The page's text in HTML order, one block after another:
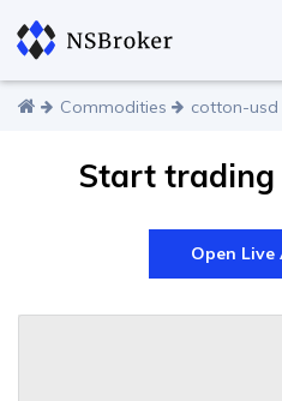
Commodities cotton-usd
Start trading
Open Live